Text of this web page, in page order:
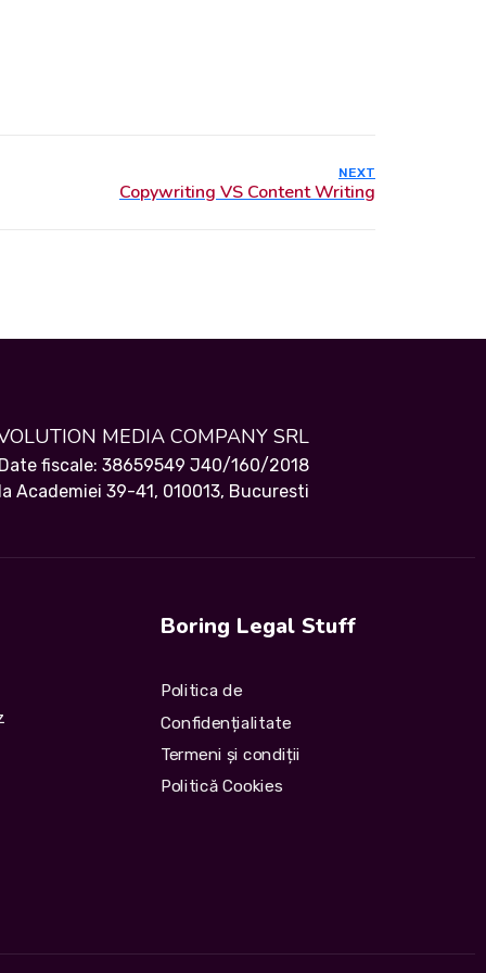
NEXT
MEDIA COMPANY SRL
fiscale: 38659549 J40/160/2018
Academiei 39-41, 010013, Bucuresti
Boring Legal Stuff
Politica de
Confidențialitate
Termeni și condiții
Politică Cookies